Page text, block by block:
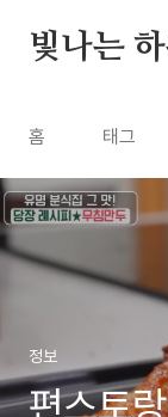
빛나는
홈 태그
정보
편스토